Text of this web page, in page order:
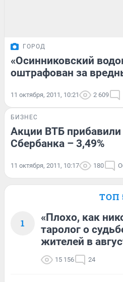
ГОРОД
«Осинниковский
оштрафован за
11 октября, 2011, 10:21 2 609
БИЗНЕС
Акции ВТБ прибавили
Сбербанка – 3,49%
11 октября, 2011, 10:17 180
ТОП
1
«Плохо, как
таролог о
жителей в
15 156 24